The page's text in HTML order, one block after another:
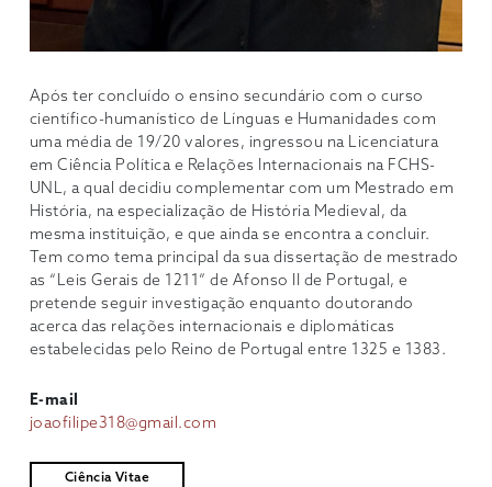
Após ter concluído o ensino secundário com o curso
científico-humanístico de Línguas e Humanidades com
uma média de 19/20 valores, ingressou na Licenciatura
em Ciência Política e Relações Internacionais na FCHS-
UNL, a qual decidiu complementar com um Mestrado em
História, na especialização de História Medieval, da
mesma instituição, e que ainda se encontra a concluir.
Tem como tema principal da sua dissertação de mestrado
as “Leis Gerais de 1211” de Afonso II de Portugal, e
pretende seguir investigação enquanto doutorando
acerca das relações internacionais e diplomáticas
estabelecidas pelo Reino de Portugal entre 1325 e 1383.
E-mail
joaofilipe318@gmail.com
Ciência Vitae